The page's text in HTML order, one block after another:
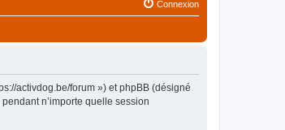
Connexion
activdog.be/forum ») et phpBB (désigné
n’importe quelle session